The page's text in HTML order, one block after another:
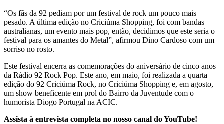
“Os fãs da 92 pediam por um festival de rock um pouco mais
pesado. A última edição no Criciúma Shopping, foi com bandas
australianas, um evento mais pop, então, decidimos que este seria o
festival para os amantes do Metal”, afirmou Dino Cardoso com um
sorriso no rosto.
Este festival encerra as comemorações do aniversário de cinco anos
da Rádio 92 Rock Pop. Este ano, em maio, foi realizada a quarta
edição do 92 Criciúma Rock, no Criciúma Shopping e, em agosto,
um show beneficente em prol do Bairro da Juventude com o
humorista Diogo Portugal na ACIC.
Assista à entrevista completa no nosso canal do YouTube!